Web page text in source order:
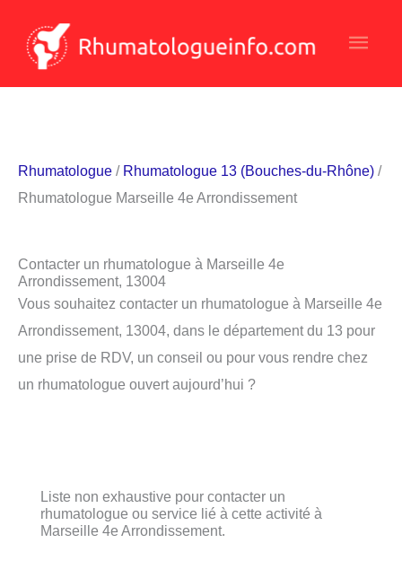
contenu
Rhumatologue / Rhumatologue 13 (Bouches-du-Rhône) /
Rhumatologue Marseille 4e Arrondissement
Contacter un rhumatologue à Marseille 4e
Arrondissement, 13004
Vous souhaitez contacter un rhumatologue à Marseille 4e
Arrondissement, 13004, dans le département du 13 pour
une prise de RDV, un conseil ou pour vous rendre chez
un rhumatologue ouvert aujourd’hui ?
Liste non exhaustive pour contacter un
rhumatologue ou service lié à cette activité à
Marseille 4e Arrondissement.